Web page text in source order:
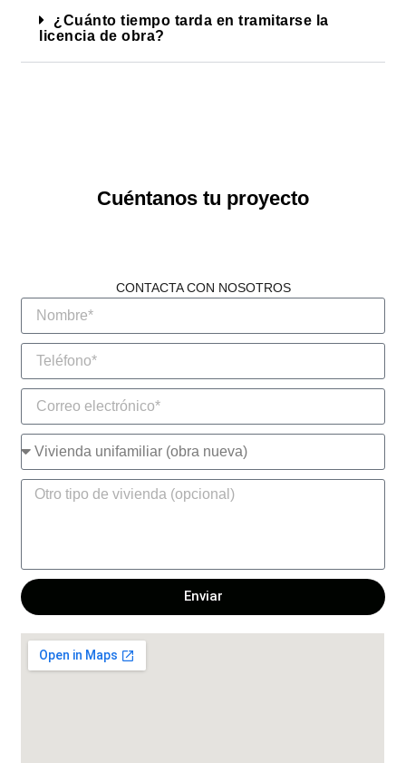
¿Cuánto tiempo tarda en tramitarse la
licencia de obra?
Cuéntanos tu proyecto
CONTACTA CON NOSOTROS
Enviar